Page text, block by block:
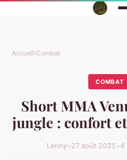
Accueil›Combat
COMBAT
Short MMA
jungle : confort
Lenny•27 août 2025•4